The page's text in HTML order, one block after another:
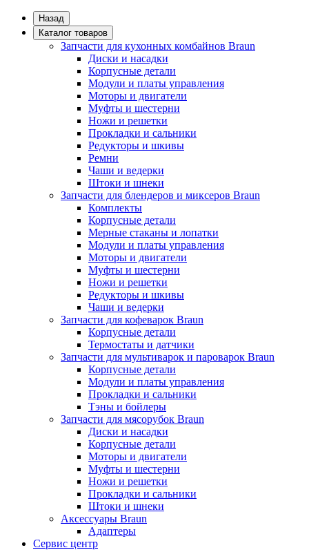
Назад
Каталог товаров
Запчасти для кухонных комбайнов Braun
Диски и насадки
Корпусные детали
Модули и платы управления
Моторы и двигатели
Муфты и шестерни
Ножи и решетки
Прокладки и сальники
Редукторы и шкивы
Ремни
Чаши и ведерки
Штоки и шнеки
Запчасти для блендеров и миксеров Braun
Комплекты
Корпусные детали
Мерные стаканы и лопатки
Модули и платы управления
Моторы и двигатели
Муфты и шестерни
Ножи и решетки
Редукторы и шкивы
Чаши и ведерки
Запчасти для кофеварок Braun
Корпусные детали
Термостаты и датчики
Запчасти для мультиварок и пароварок Braun
Корпусные детали
Модули и платы управления
Прокладки и сальники
Тэны и бойлеры
Запчасти для мясорубок Braun
Диски и насадки
Корпусные детали
Моторы и двигатели
Муфты и шестерни
Ножи и решетки
Прокладки и сальники
Штоки и шнеки
Аксессуары Braun
Адаптеры
Сервис центр